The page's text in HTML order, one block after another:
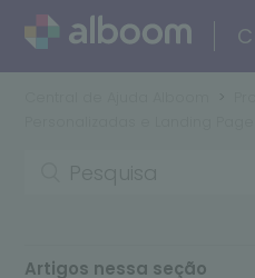
Artigos nessa seção